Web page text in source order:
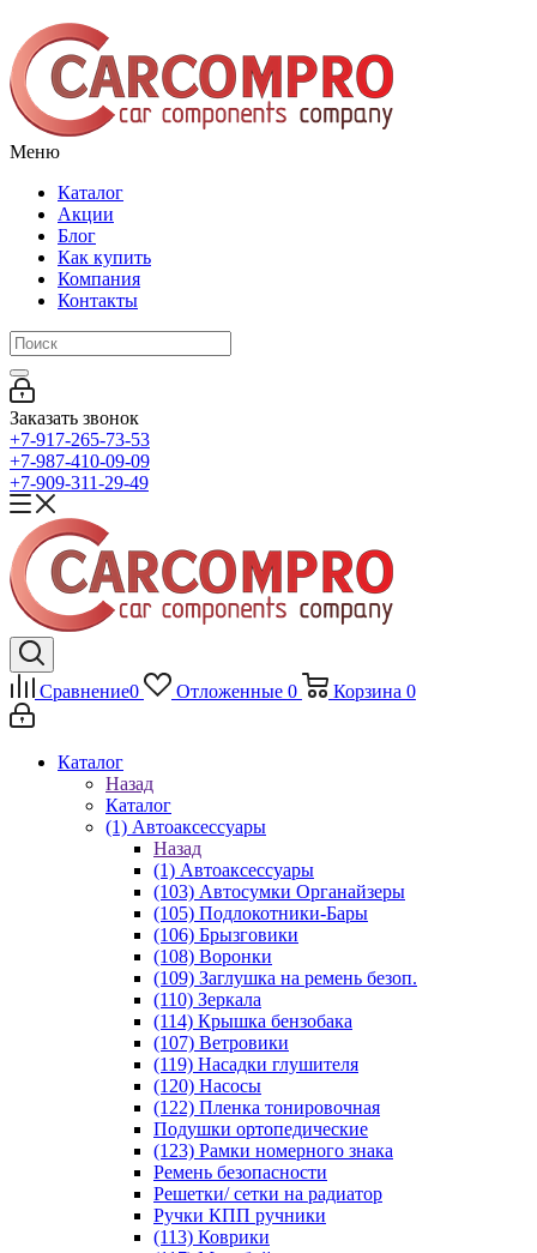
Меню
Каталог
Акции
Блог
Как купить
Компания
Контакты
Заказать звонок
+7-917-265-73-53
+7-987-410-09-09
+7-909-311-29-49
Сравнение0 Отложенные 0 Корзина 0
Каталог
Назад
Каталог
(1) Автоаксессуары
Назад
(1) Автоаксессуары
(103) Автосумки Органайзеры
(105) Подлокотники-Бары
(106) Брызговики
(108) Воронки
(109) Заглушка на ремень безоп.
(110) Зеркала
(114) Крышка бензобака
(107) Ветровики
(119) Насадки глушителя
(120) Насосы
(122) Пленка тонировочная
Подушки ортопедические
(123) Рамки номерного знака
Ремень безопасности
Решетки/ сетки на радиатор
Ручки КПП ручники
(113) Коврики